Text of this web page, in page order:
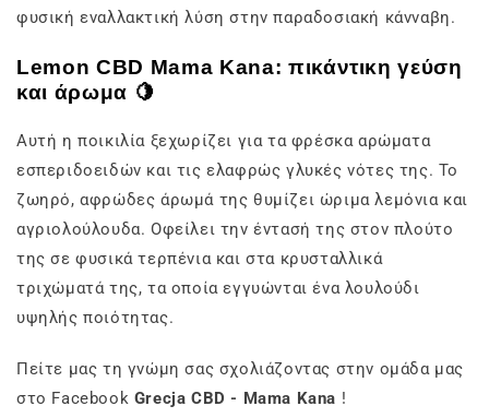
φυσική εναλλακτική λύση στην παραδοσιακή κάνναβη.
Lemon CBD Mama Kana: πικάντικη γεύση
και άρωμα 🍋
Αυτή η ποικιλία ξεχωρίζει για τα φρέσκα αρώματα
εσπεριδοειδών και τις ελαφρώς γλυκές νότες της. Το
ζωηρό, αφρώδες άρωμά της θυμίζει ώριμα λεμόνια και
αγριολούλουδα. Οφείλει την έντασή της στον πλούτο
της σε φυσικά τερπένια και στα κρυσταλλικά
τριχώματά της, τα οποία εγγυώνται ένα λουλούδι
υψηλής ποιότητας.
Πείτε μας τη γνώμη σας σχολιάζοντας στην ομάδα μας
στο Facebook Grecja CBD - Mama Kana !